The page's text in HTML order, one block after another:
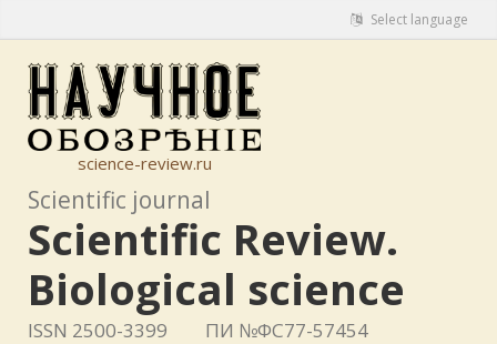
Select language
science-review.ru
Scientific journal
Scientific Review.
Biological science
ISSN 2500-3399 ПИ №ФС77-57454